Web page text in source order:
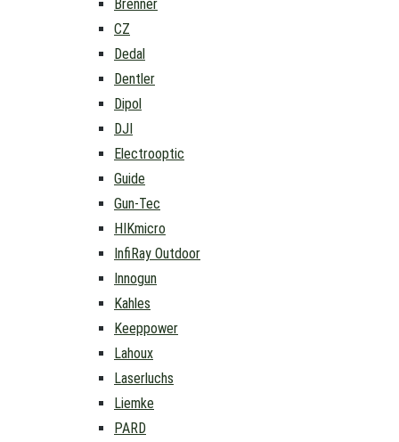
Brenner
CZ
Dedal
Dentler
Dipol
DJI
Electrooptic
Guide
Gun-Tec
HIKmicro
InfiRay Outdoor
Innogun
Kahles
Keeppower
Lahoux
Laserluchs
Liemke
PARD